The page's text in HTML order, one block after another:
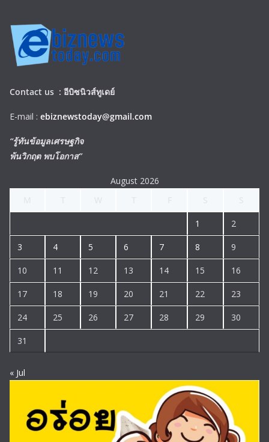
Contact us : อีบิซนิวส์ทูเดย์
E-mail : ebiznewstoday@gmail.com
“รู้ทันข้อมูลเศรษฐกิจ
พ้นวิกฤต พบโอกาส”
August 2026
1 2
3 4 5 6 7 8 9
10 11 12 13 14 15 16
17 18 19 20 21 22 23
24 25 26 27 28 29 30
31
« Jul